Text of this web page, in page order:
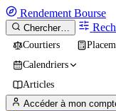
Rendement Bourse
Chercher…
Courtiers
Calendriers
Articles
Accéder à mon